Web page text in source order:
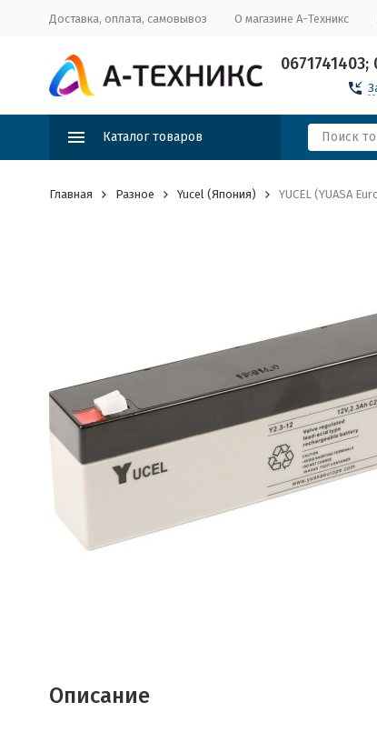
Доставка, оплата, самовывоз О магазине А-Техникс
0671741403;
Каталог товаров
Главная Разное Yucel (Япония) YUCEL (YUASA
Описание